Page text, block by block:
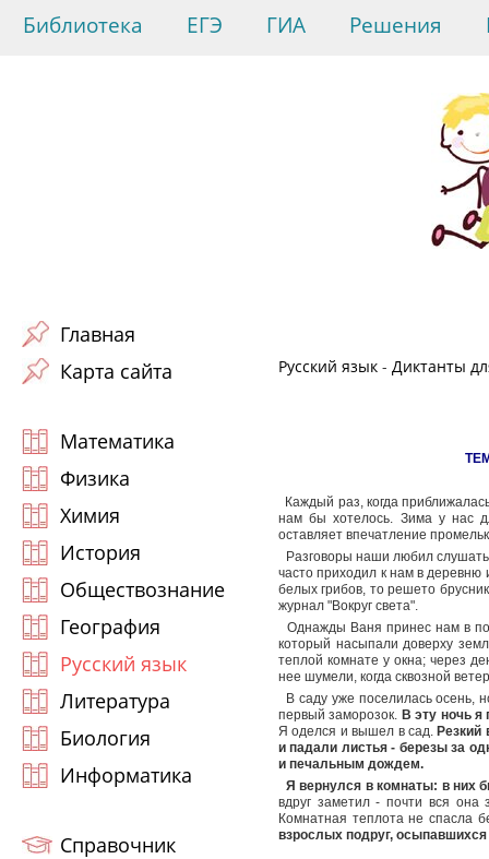
Библиотека ЕГЭ ГИА Решения
Главная
Карта сайта
Математика
Физика
Химия
История
Обществознание
География
Русский язык
Литература
Биология
Информатика
Справочник
Русский язык - Диктанты
Каждый раз, когда
нам бы хотелось. Зима у нас
оставляет впечатление
Разговоры наши любил
часто приходил к нам в деревню
белых грибов, то решето
журнал "Вокруг света".
Однажды Ваня принес нам в
который насыпали доверху
теплой комнате у окна; через
нее шумели, когда сквозной
В саду уже поселилась осень,
первый заморозок. В эту ночь я
Я оделся и вышел в сад. Резкий
и падали листья - березы за
и печальным дождем.
Я вернулся в комнаты: в них
вдруг заметил - почти вся она
Комнатная теплота не спасла
взрослых подруг,